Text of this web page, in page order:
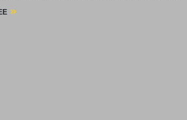
и обучайтесь! ССЫЛКА ДЛЯ